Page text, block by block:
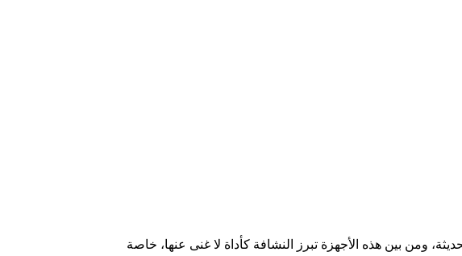
ومن بين هذه الأجهزة تبرز النشافة كأداة لا غنى عنها، خاصة